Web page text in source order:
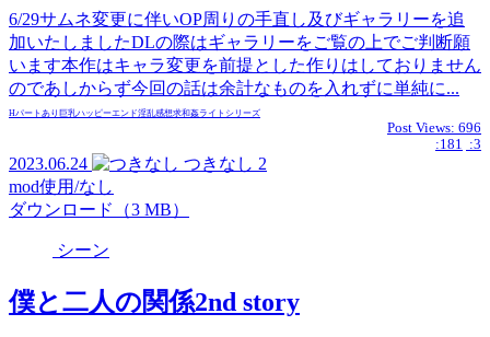
6/29サムネ変更に伴いOP周りの手直し及びギャラリーを追
加いたしましたDLの際はギャラリーをご覧の上でご判断願
います本作はキャラ変更を前提とした作りはしておりません
のであしからず今回の話は余計なものを入れずに単純に...
Hパートあり 巨乳ハッピーエンド淫乱感想求和姦ライト シリーズ
Post Views: 696
:181 :3
2023.06.24 つきなし 2
mod使用/なし
ダウンロード（3 MB）
シーン
僕と二人の関係2nd story